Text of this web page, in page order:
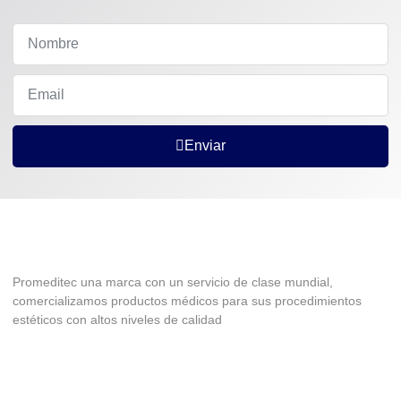
Enviar
Promeditec una marca con un servicio de clase mundial,
comercializamos productos médicos para sus procedimientos
estéticos con altos niveles de calidad